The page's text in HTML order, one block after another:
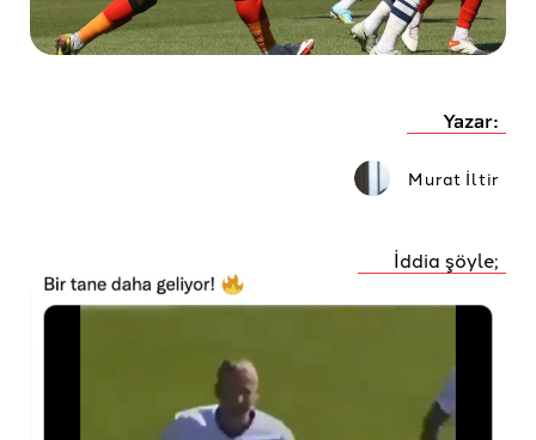
Yazar:
Murat İltir
İddia şöyle;